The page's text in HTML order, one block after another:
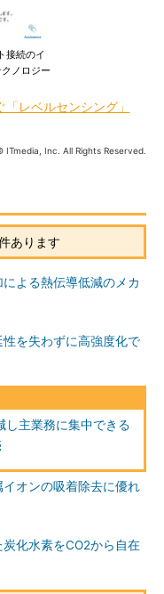
接続のイ
ノロジー
レベルセンシング」
Inc. All Rights Reserved.
あります
よる熱伝導低減のメカ
を失わずに高強度化で
し主業務に集中できる
オンの吸着除去に優れ
化水素をCO2から自在